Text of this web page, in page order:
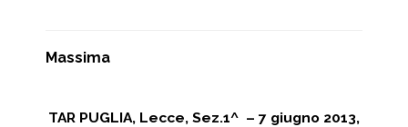
Massima
TAR PUGLIA, Lecce, Sez.1^ – 7 giugno 2013,